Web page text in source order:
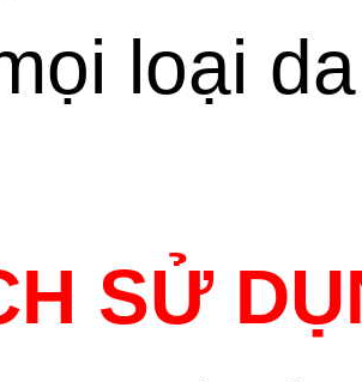
loại
SỬ